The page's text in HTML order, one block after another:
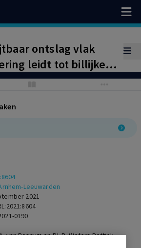
ontslag vlak
leidt tot billijke
als uitgangspunt
tot pensioendatum
Leeuwarden
2021
0190
van Rossum en P.L.R. Wefers Bettink